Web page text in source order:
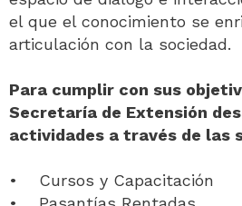
el que el conocimiento se
articulación con la sociedad.
Para cumplir con sus
Secretaría de Extensión
actividades a través de las
• Cursos y Capacitación